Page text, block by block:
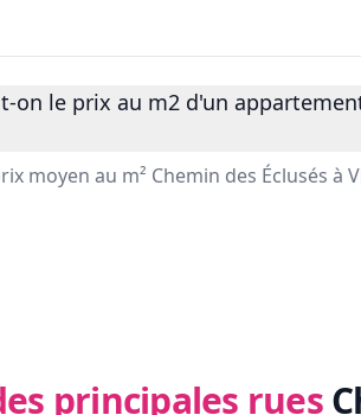
on le prix au m2 d'un
moyen au m² Chemin des Éclusés
principales rues